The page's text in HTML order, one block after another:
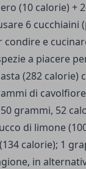
(10 calorie) +
6 cucchiaini
e
a piacere
(282 calorie)
di
grammi, 52
di limone
calorie); 1
in